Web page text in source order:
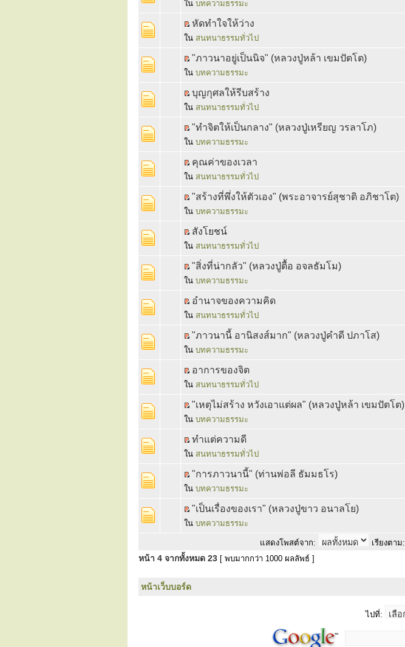
ใน บทความธรรมะ
หัดทำใจให้ว่าง
ใน สนทนาธรรมทั่วไป
"ภาวนาอยู่เป็นนิจ" (หลวงปู่หล้า เขมปัตโต)
ใน บทความธรรมะ
บุญกุศลให้รีบสร้าง
ใน สนทนาธรรมทั่วไป
"ทำจิตให้เป็นกลาง" (หลวงปู่เหรียญ วรลาโภ)
ใน บทความธรรมะ
คุณค่าของเวลา
ใน สนทนาธรรมทั่วไป
"สร้างที่พึ่งให้ตัวเอง" (พระอาจารย์สุชาติ อภิชาโต)
ใน บทความธรรมะ
สังโยชน์
ใน สนทนาธรรมทั่วไป
"สิ่งที่น่ากลัว" (หลวงปู่ตื้อ อจลธัมโม)
ใน บทความธรรมะ
อำนาจของความคิด
ใน สนทนาธรรมทั่วไป
"ภาวนานี้ อานิสงส์มาก" (หลวงปู่คำดี ปภาโส)
ใน บทความธรรมะ
อาการของจิต
ใน สนทนาธรรมทั่วไป
"เหตุไม่สร้าง หวังเอาแต่ผล" (หลวงปู่หล้า เขมปัตโต)
ใน บทความธรรมะ
ทำแต่ความดี
ใน สนทนาธรรมทั่วไป
"การภาวนานี้" (ท่านพ่อลี ธัมมธโร)
ใน บทความธรรมะ
"เป็นเรื่องของเรา" (หลวงปู่ขาว อนาลโย)
ใน บทความธรรมะ
แสดงโพสต์จาก: เรียงตาม:
หน้า 4 จากทั้งหมด 23 [ พบมากกว่า 1000 ผลลัพธ์ ]
หน้าเว็บบอร์ด
ไปที่: